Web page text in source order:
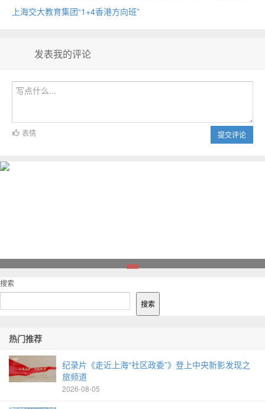
上海交大教育集团“1+4香港方向班”
发表我的评论
提交评论
表情
搜索
搜索
热门推荐
纪录片《走近上海“社区政委”》登上中央新影发现之
旅频道
2026-08-05